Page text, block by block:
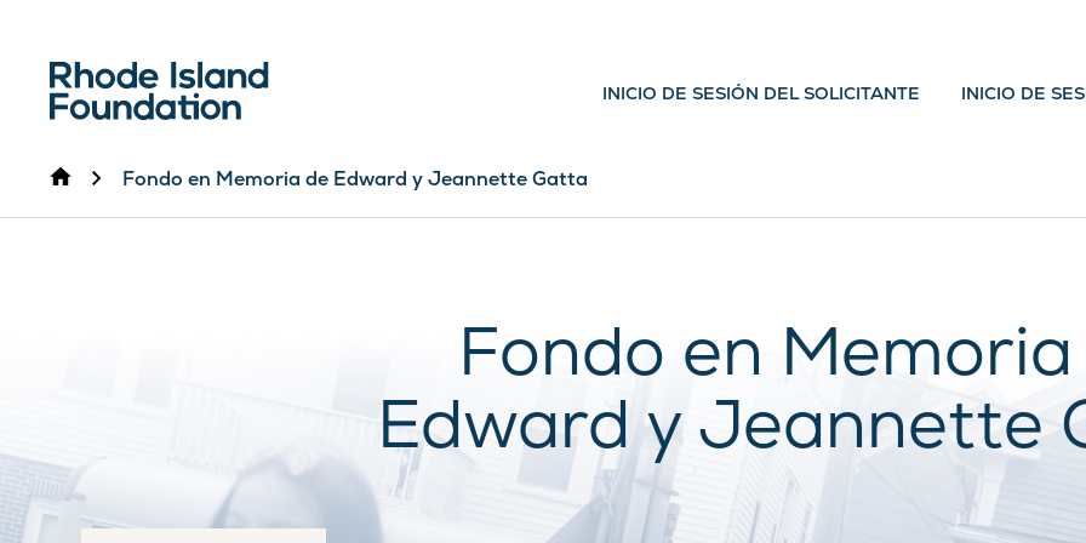
INICIO DE SESIÓN DEL SOLICITANTE INICIO DE
InicioFondo en Memoria de Edward y Jeannette Gatta
Fondo en
Edward y Jeannette